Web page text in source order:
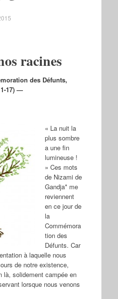
racines
des Défunts,
17) —
« La nuit la
plus sombre
a une fin
lumineuse !
» Ces mots
de Nizami de
Gandja* me
reviennent
en ce jour de
la
Commémora
tion des
Défunts. Car
à laquelle nous
de notre existence,
là, solidement campée en
lorsque nous venons